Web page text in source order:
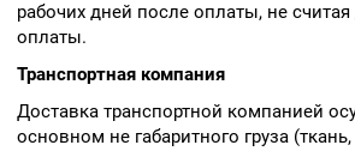
рабочих дней после оплаты, не
оплаты.
Транспортная компания
Доставка транспортной компанией
основном не габаритного груза